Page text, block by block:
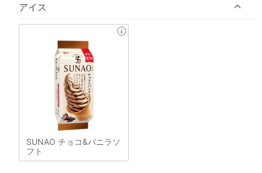
アイス
SUNAO チョコ&バニラソ
フト